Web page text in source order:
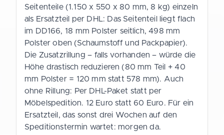
Seitenteile (1.150 x 550 x 80 mm, 8 kg) einzeln
als Ersatzteil per DHL: Das Seitenteil liegt flach
im DD166, 18 mm Polster seitlich, 498 mm
Polster oben (Schaumstoff und Packpapier).
Die Zusatzrillung – falls vorhanden – würde die
Höhe drastisch reduzieren (80 mm Teil + 40
mm Polster = 120 mm statt 578 mm). Auch
ohne Rillung: Per DHL-Paket statt per
Möbelspedition. 12 Euro statt 60 Euro. Für ein
Ersatzteil, das sonst drei Wochen auf den
Speditionstermin wartet: morgen da.